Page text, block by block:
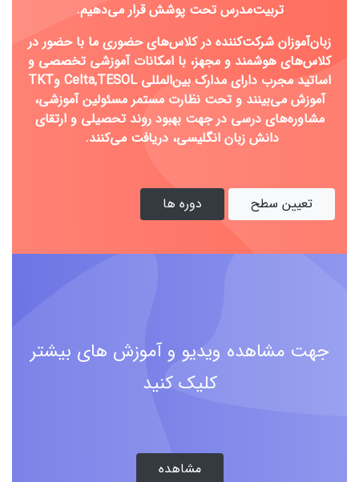
تربیت‌مدرس تحت پوشش قرار می‌دهیم.
زبان‌آموزان شرکت‌کننده در کلاس‌های حضوری ما با حضور در
کلاس‌های هوشمند و مجهز، با امکانات آموزشی تخصصی و
اساتید مجرب دارای
مدارک بین‌المللی Celta,TESOL وTKT
آموزش می‌بینند و تحت نظارت مستمر مسئولین آموزشی،
مشاوره‌های درسی در جهت بهبود روند تحصیلی و ارتقای
دانش‌ زبان انگلیسی، دریافت می‌کنند.
تعیین سطح دوره ها
جهت مشاهده ویدیو و آموزش های بیشتر
کلیک کنید
مشاهده